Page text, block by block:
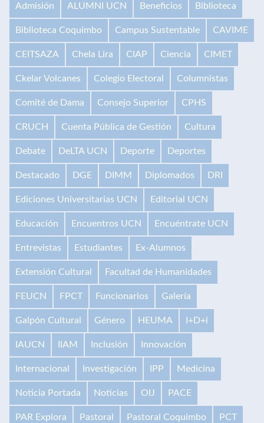
Admisión ALUMNI UCN Beneficios Biblioteca
Biblioteca Coquimbo Campus Sustentable CAVIME
CEITSAZA Chela Lira CIAP Ciencia CIMET
Ckelar Volcanes Colegio Electoral Columnistas
Comité de Dama Consejo Superior CPHS
CRUCH Cuenta Pública de Gestión Cultura
Debate DeLTA UCN Deporte Deportes
Destacado DGE DIMM Diplomados DRI
Ediciones Universitarias UCN Editorial UCN
Educación Encuentros UCN Encuéntrate UCN
Entrevistas Estudiantes Ex-Alumnos
Extensión Cultural Facultad de Humanidades
FEUCN FPCT Funcionarios Galería
Galpón Cultural Género HEUMA I+D+i
IAUCN IIAM Inclusión Innovación
Internacional Investigación IPP Medicina
Noticia Portada Noticias OIJ PACE
PAR Explora Pastoral Pastoral Coquimbo PCT